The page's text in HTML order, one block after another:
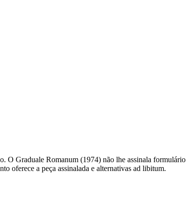
O Graduale Romanum (1974) não lhe assinala formulário
oferece a peça assinalada e alternativas ad libitum.